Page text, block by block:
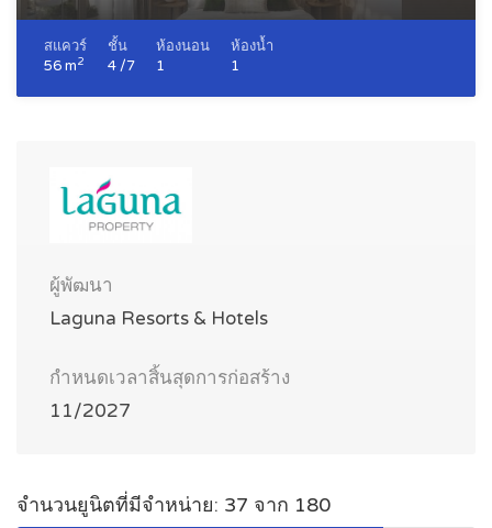
สแควร์
56 m2
ชั้น
4 /7
ห้องนอน
1
ห้องน้ำ
1
ผู้พัฒนา
Laguna Resorts & Hotels
กำหนดเวลาสิ้นสุดการก่อสร้าง
11/2027
จำนวนยูนิตที่มีจำหน่าย: 37 จาก 180